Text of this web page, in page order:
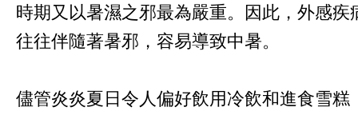
時期又以暑濕之邪最為嚴重。因此，外感疾
往往伴隨著暑邪，容易導致中暑。
儘管炎炎夏日令人偏好飲用冷飲和進食雪糕